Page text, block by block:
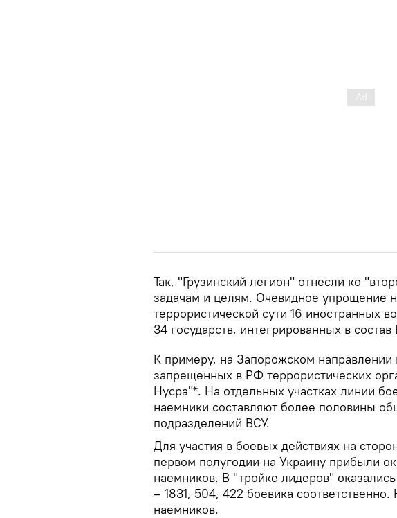
Так, "Грузинский легион" отнесли ко
задачам и целям. Очевидное упрощение
террористической сути 16 иностранных
34 государств, интегрированных в
К примеру, на Запорожском направлении
запрещенных в РФ террористических
Нусра"*. На отдельных участках линии
наемники составляют более половины
подразделений ВСУ.
Для участия в боевых действиях на
первом полугодии на Украину прибыли
наемников. В "тройке лидеров"
– 1831, 504, 422 боевика
наемников.